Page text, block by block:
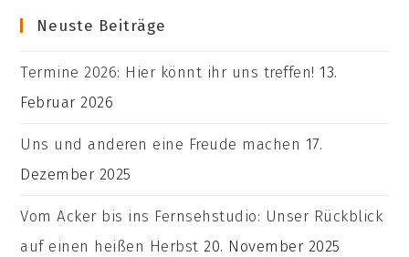
Neuste Beiträge
Termine 2026: Hier könnt ihr uns treffen! 13.
Februar 2026
Uns und anderen eine Freude machen 17.
Dezember 2025
Vom Acker bis ins Fernsehstudio: Unser Rückblick
auf einen heißen Herbst 20. November 2025